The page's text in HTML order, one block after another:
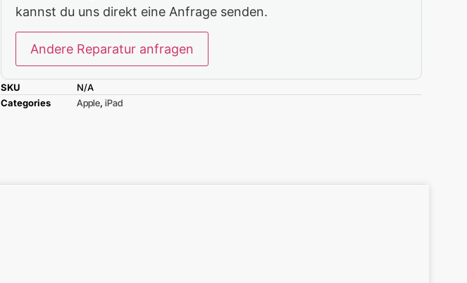
kannst du uns direkt eine Anfrage senden.
Andere Reparatur anfragen
SKU
N/A
Categories
Apple, iPad